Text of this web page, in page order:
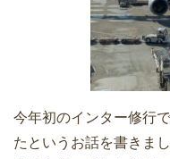
今年初のインター修行
たというお話を書きま